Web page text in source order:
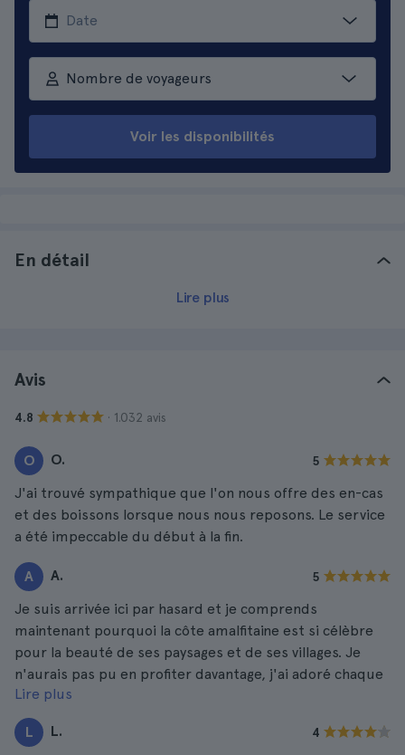
Nombre de voyageurs
Voir les disponibilités
En détail
Lire plus
Avis
4.8 · 1.032 avis
O O. 5
J'ai trouvé sympathique que l'on nous offre des en-cas
et des boissons lorsque nous nous reposons. Le service
a été impeccable du début à la fin.
A A. 5
Je suis arrivée ici par hasard et je comprends
maintenant pourquoi la côte amalfitaine est si célèbre
pour la beauté de ses paysages et de ses villages. Je
n'aurais pas pu en profiter davantage, j'ai adoré chaque
détail.
Lire plus
L L. 4